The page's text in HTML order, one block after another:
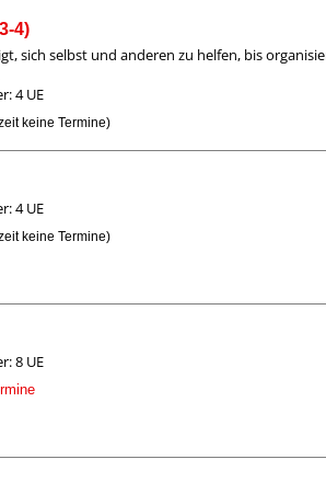
4)
sich selbst und anderen zu helfen, bis
4 UE
keine Termine)
4 UE
keine Termine)
8 UE